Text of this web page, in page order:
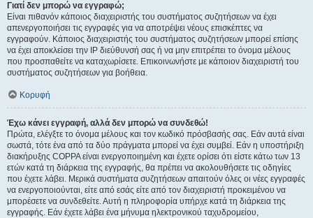
Γιατί δεν μπορώ να εγγραφώ;
Είναι πιθανόν κάποιος διαχειριστής του συστήματος συζητήσεων να έχει
απενεργοποιήσει τις εγγραφές για να αποτρέψει νέους επισκέπτες να
εγγραφούν. Κάποιος διαχειριστής του συστήματος συζητήσεων μπορεί επίσης
να έχει αποκλείσει την IP διεύθυνσή σας ή να μην επιτρέπει το όνομα μέλους
που προσπαθείτε να καταχωρίσετε. Επικοινωνήστε με κάποιον διαχειριστή του
συστήματος συζητήσεων για βοήθεια.
Κορυφή
Έχω κάνει εγγραφή, αλλά δεν μπορώ να συνδεθώ!
Πρώτα, ελέγξτε το όνομα μέλους και τον κωδικό πρόσβασής σας. Εάν αυτά είναι
σωστά, τότε ένα από τα δύο πράγματα μπορεί να έχει συμβεί. Εάν η υποστήριξη
διακήρυξης COPPA είναι ενεργοποιημένη και έχετε ορίσει ότι είστε κάτω των 13
ετών κατά τη διάρκεια της εγγραφής, θα πρέπει να ακολουθήσετε τις οδηγίες
που έχετε λάβει. Μερικά συστήματα συζητήσεων απαιτούν όλες οι νέες εγγραφές
να ενεργοποιούνται, είτε από εσάς είτε από τον διαχειριστή προκειμένου να
μπορέσετε να συνδεθείτε. Αυτή η πληροφορία υπήρχε κατά τη διάρκεια της
εγγραφής. Εάν έχετε λάβει ένα μήνυμα ηλεκτρονικού ταχυδρομείου,